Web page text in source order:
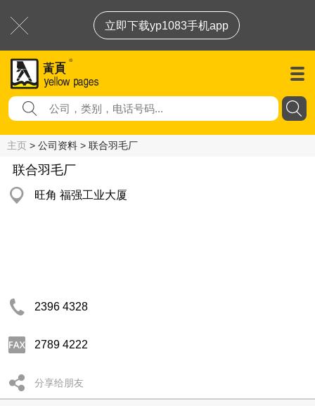
立即下载yp1083手机app
主页 > 公司资料 > 联合羽毛厂
联合羽毛厂
旺角 福强工业大厦
2396 4328
2789 4222
分享给朋友